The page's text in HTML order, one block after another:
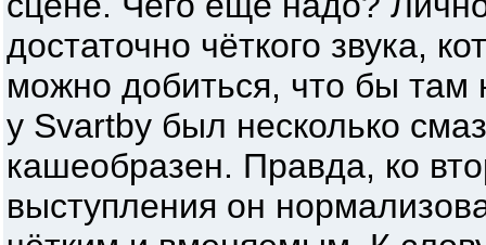
достаточно чёткого звука,
можно добиться, что бы там
у Svartby был несколько
кашеобразен. Правда, ко
выступления он